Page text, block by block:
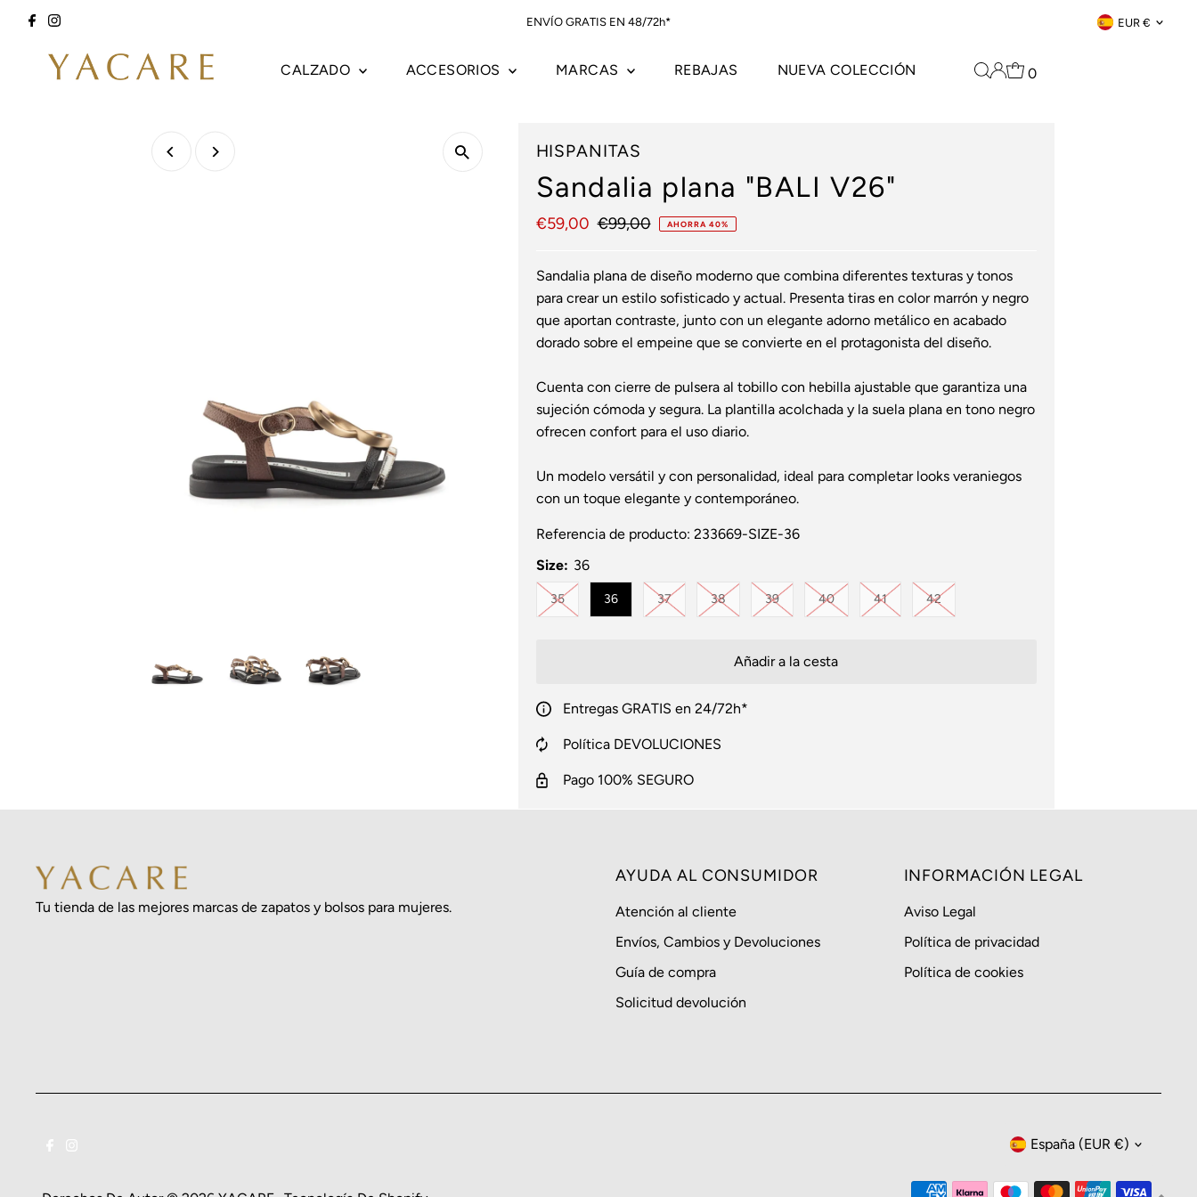
Ir directamente al contenido ENVÍO GRATIS EN 48/72h* Moneda
EUR €
CALZADO ACCESORIOS MARCAS REBAJAS NUEVA COLECCIÓN 0
HISPANITAS
Sandalia plana "BALI V26"
Precio
venta
€59,00 Precio
€99,00 AHORRA 40%
Sandalia plana de diseño moderno que combina diferentes texturas y tonos
para crear un estilo sofisticado y actual. Presenta tiras en color marrón y negro
que aportan contraste, junto con un elegante adorno metálico en acabado
dorado sobre el empeine que se convierte en el protagonista del diseño.
Cuenta con cierre de pulsera al tobillo con hebilla ajustable que garantiza una
sujeción cómoda y segura. La plantilla acolchada y la suela plana en tono negro
ofrecen confort para el uso diario.
Un modelo versátil y con personalidad, ideal para completar looks veraniegos
con un toque elegante y contemporáneo.
Referencia de producto: 233669-SIZE-36
Size: 36
35Variante agotada o no disponible
36 37Variante agotada o no disponible
38Variante agotada o no disponible
39Variante agotada o no disponible
40Variante agotada o no disponible
41Variante agotada o no disponible
42Variante agotada o no disponible
Entregas GRATIS en 24/72h*
Política DEVOLUCIONES
Pago 100% SEGURO
Tu tienda de las mejores marcas de zapatos y bolsos para mujeres.
AYUDA AL CONSUMIDOR
Atención al cliente
Envíos, Cambios y Devoluciones
Guía de compra
Solicitud devolución
INFORMACIÓN LEGAL
Aviso Legal
Política de privacidad
Política de cookies
Moneda
España (EUR €)